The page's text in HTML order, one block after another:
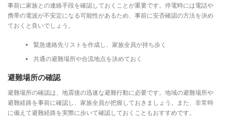
事前に家族との連絡手段を確認しておくことが重要です。停電時には電話や
携帯の電波が不安定になる可能性があるため、事前に安否確認の方法を決め
ておくと良いでしょう。
緊急連絡先リストを作成し、家族全員が持ち歩く
共通の避難場所や合流地点を決めておく
避難場所の確認
避難場所の確認は、地震後の迅速な避難行動に必要です。地域の避難場所や
避難経路を事前に確認し、家族全員が把握しておきましょう。また、非常時
に備えて避難経路を実際に歩いて確認しておくこともおすすめです。